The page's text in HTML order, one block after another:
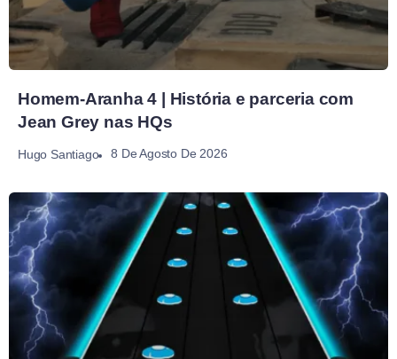
Homem-Aranha 4 | História e parceria com
Jean Grey nas HQs
Hugo Santiago 8 De Agosto De 2026